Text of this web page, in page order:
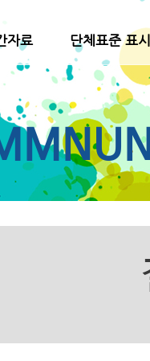
자료 단체표준 표